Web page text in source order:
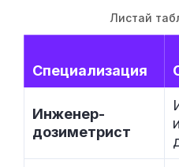
Листай
Специализация
Инженер-
дозиметрист